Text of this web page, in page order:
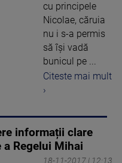
cu principele
Nicolae, căruia
nu i s-a permis
să își vadă
bunicul pe ...
Citeste mai mult
›
informații clare
a Regelui Mihai
18-11-2017 | 12:13